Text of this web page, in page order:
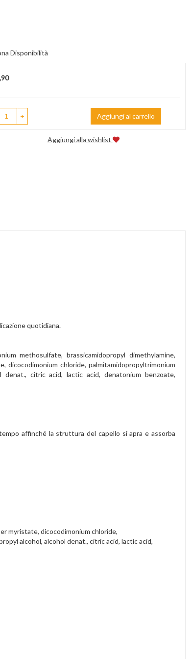
Disponibilità
+ Aggiungi al carrello
Aggiungi alla wishlist
quotidiana.
methosulfate, brassicamidopropyl dimethylamine,
chloride, palmitamidopropyltrimonium
denat., citric acid, lactic acid, denatonium benzoate,
affinché la struttura del capello si apra e assorba
myristate, dicocodimonium chloride,
alcohol, alcohol denat., citric acid, lactic acid,